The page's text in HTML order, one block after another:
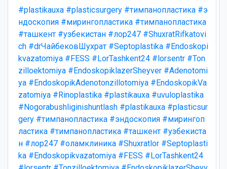
#plastikauxa #plasticsurgery #тимпанопластика #э
ндоскопия #мирингопластика #тимпанопластика
#ташкент #узбекистан #лор247 #ShuxratRifkatovi
ch #drЧайбековШухрат #Septoplastika #Endoskopi
kvazatomiya #FESS #LorTashkent24 #lorsentr #Ton
zilloektomiya #EndoskopiklazerSheyver #Adenotomi
ya #EndoskopikAdenotonzillotomiya #EndoskopikVa
zatomiya #Rinoplastika #plastikauxa #uvuloplastika
#Nogorabushliginishuntlash #plastikauxa #plasticsur
gery #тимпанопластика #эндоскопия #мирингоп
ластика #тимпанопластика #ташкент #узбекиста
н #лор247 #оламклиника #Shuxratlor #Septoplasti
ka #Endoskopikvazatomiya #FESS #LorTashkent24